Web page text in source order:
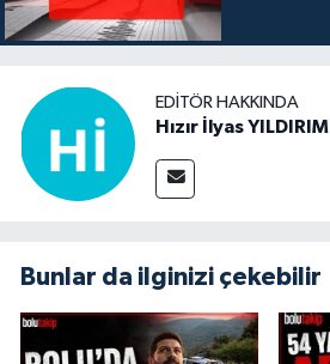
EDITÖR HAKKINDA
Hızır İlyas YILDIRIM
Bunlar da ilginizi çekebilir